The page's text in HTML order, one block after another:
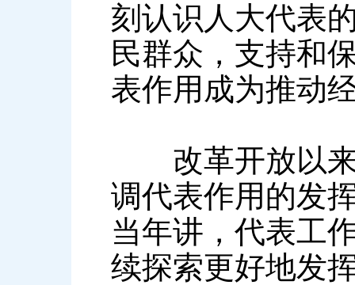
刻认识人大代表
民群众，支持和
表作用成为推动
改革开放以来
调代表作用的发
当年讲，代表工
续探索更好地发